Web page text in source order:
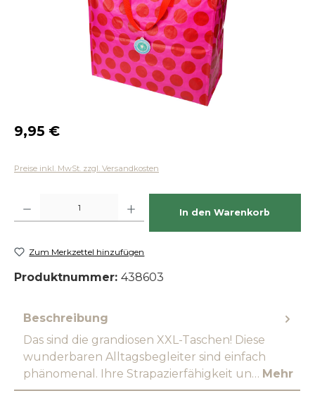
Regulärer Preis:
9,95 €
Preise inkl. MwSt. zzgl. Versandkosten
In den Warenkorb
Zum Merkzettel hinzufügen
Produktnummer: 438603
Beschreibung
Das sind die grandiosen XXL-Taschen! Diese
wunderbaren Alltagsbegleiter sind einfach
phänomenal. Ihre Strapazierfähigkeit un… Mehr